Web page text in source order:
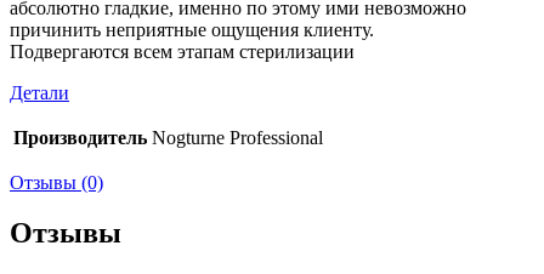
абсолютно гладкие, именно по этому ими невозможно
причинить неприятные ощущения клиенту.
Подвергаются всем этапам стерилизации
Детали
Производитель Nogturne Professional
Отзывы (0)
Отзывы